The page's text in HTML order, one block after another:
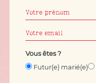
Vous êtes ?
Futur(e) marié(e)